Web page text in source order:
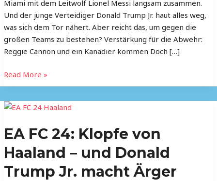
Miami mit dem Leitwolf Lionel Messi langsam zusammen.
Und der junge Verteidiger Donald Trump Jr. haut alles weg,
was sich dem Tor nähert. Aber reicht das, um gegen die
großen Teams zu bestehen? Verstärkung für die Abwehr:
Reggie Cannon und ein Kanadier kommen Doch […]
Cristiano
Ronaldo
Read More »
EA FC 24: Klopfe von
Haaland – und Donald
Trump Jr. macht Ärger
EA
24:
Klopfe
von
Haaland